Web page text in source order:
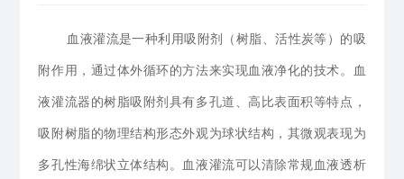
血液灌流是一种利用吸附剂（树脂、活性炭等）的吸
附作用，通过体外循环的方法来实现血液净化的技术。血
液灌流器的树脂吸附剂具有多孔道、高比表面积等特点，
吸附树脂的物理结构形态外观为球状结构，其微观表现为
多孔性海绵状立体结构。血液灌流可以清除常规血液透析